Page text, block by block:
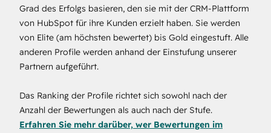
Grad des Erfolgs basieren, den sie mit der CRM-Plattform
von HubSpot für ihre Kunden erzielt haben. Sie werden
von Elite (am höchsten bewertet) bis Gold eingestuft. Alle
anderen Profile werden anhand der Einstufung unserer
Partnern aufgeführt.
Das Ranking der Profile richtet sich sowohl nach der
Anzahl der Bewertungen als auch nach der Stufe.
Erfahren Sie mehr darüber, wer Bewertungen im